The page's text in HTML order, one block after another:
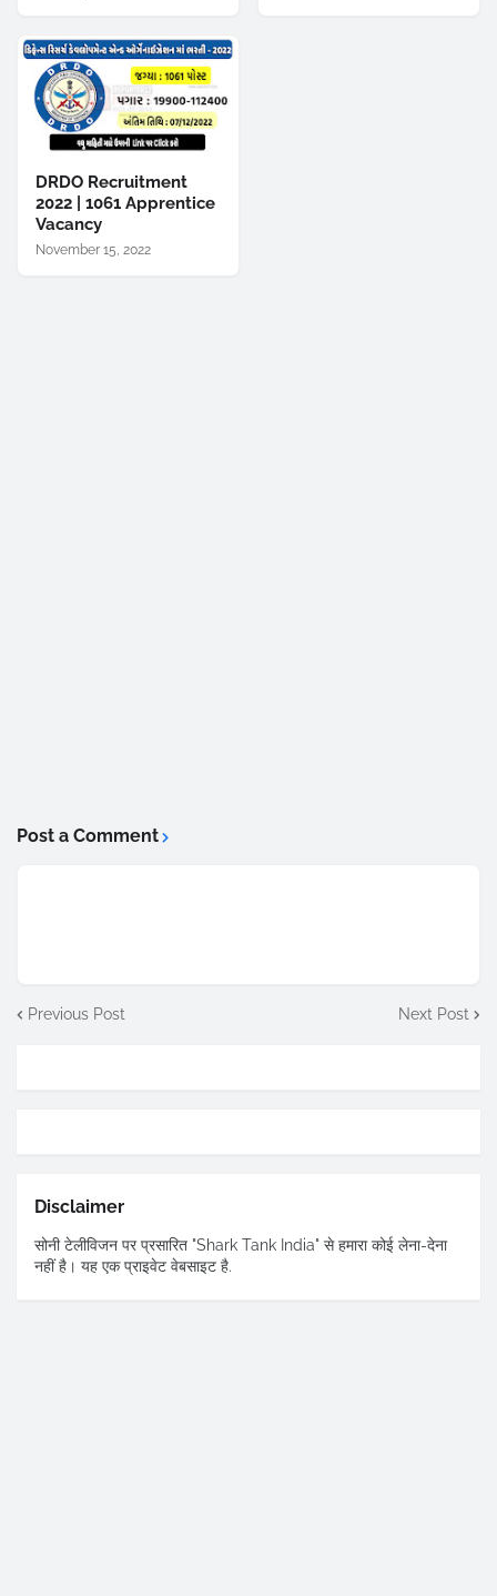
DRDO Recruitment
2022 | 1061 Apprentice
Vacancy
November 15, 2022
Post a Comment
Previous Post Next Post
Disclaimer
सोनी टेलीविजन पर प्रसारित "Shark Tank India" से हमारा कोई लेना-देना
नहीं है। यह एक प्राइवेट वेबसाइट है.